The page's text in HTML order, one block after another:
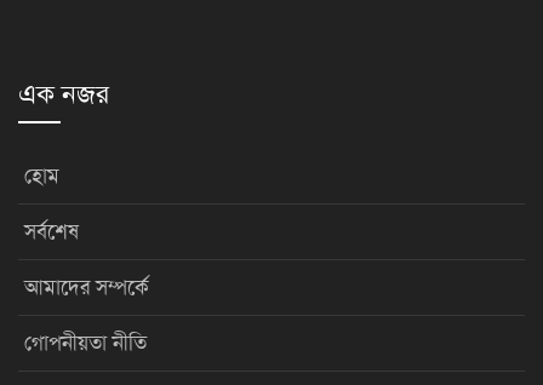
এক নজর
হোম
সর্বশেষ
আমাদের সম্পর্কে
গোপনীয়তা নীতি